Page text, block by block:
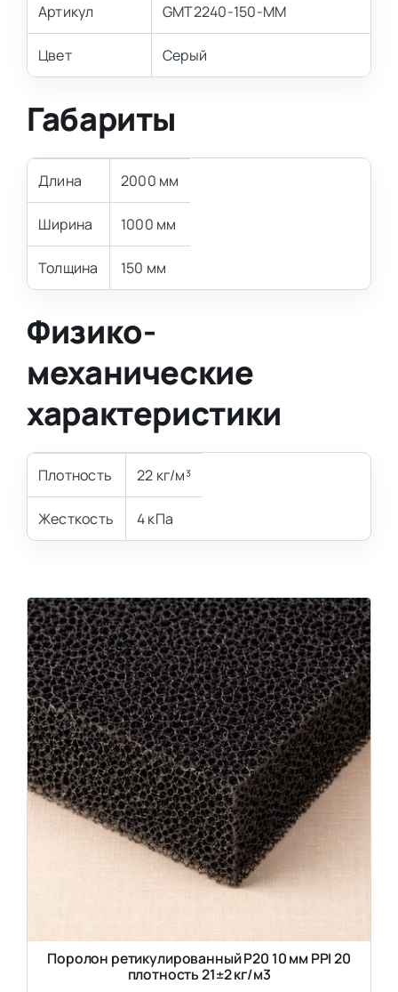
Артикул GMT2240-150-MM
Цвет Серый
Габариты
Длина 2000 мм
Ширина 1000 мм
Толщина 150 мм
Физико-
механические
характеристики
Плотность 22 кг/м³
Жесткость 4 кПа
Поролон ретикулированный P20 10 мм PPI 20
плотность 21±2 кг/м3